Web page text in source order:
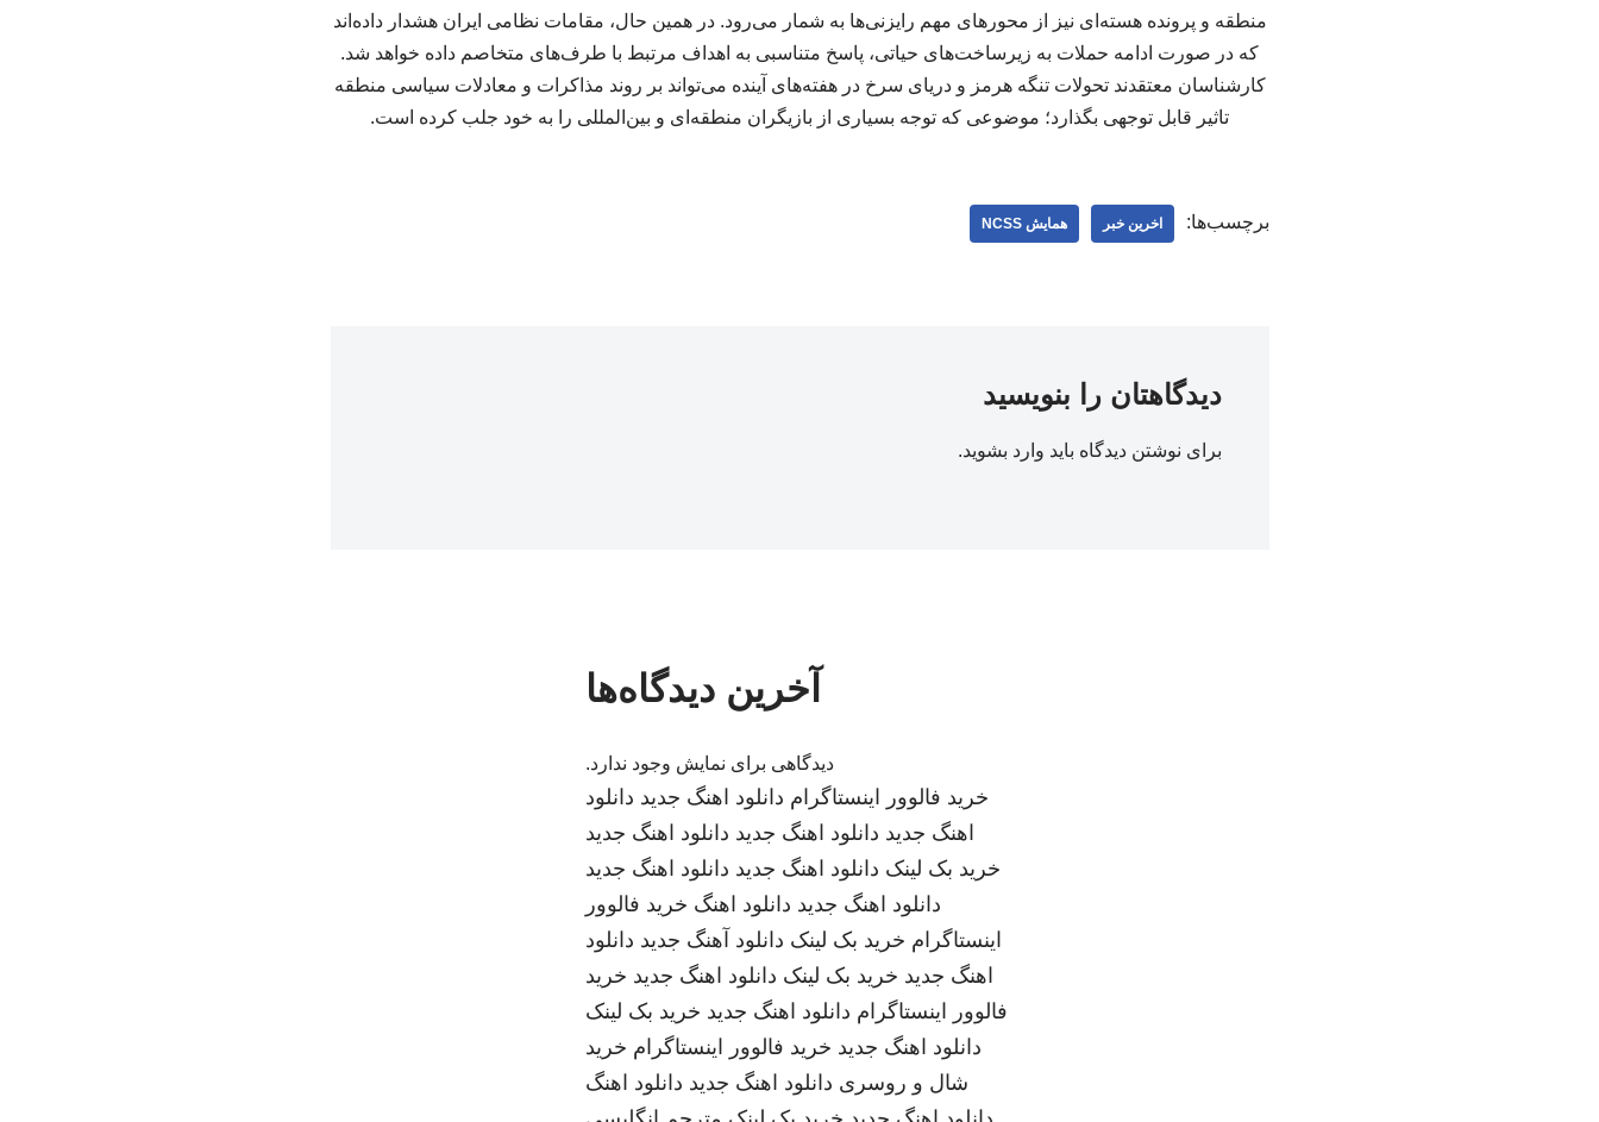
منطقه و پرونده هسته‌ای نیز از محورهای مهم رایزنی‌ها به شمار می‌رود. در همین حال، مقامات نظامی ایران هشدار داده‌اند
که در صورت ادامه حملات به زیرساخت‌های حیاتی، پاسخ متناسبی به اهداف مرتبط با طرف‌های متخاصم داده خواهد شد.
کارشناسان معتقدند تحولات تنگه هرمز و دریای سرخ در هفته‌های آینده می‌تواند بر روند مذاکرات و معادلات سیاسی منطقه
تاثیر قابل توجهی بگذارد؛ موضوعی که توجه بسیاری از بازیگران منطقه‌ای و بین‌المللی را به خود جلب کرده است.
برچسب‌ها: اخرین خبر همایش NCSS
دیدگاهتان را بنویسید
برای نوشتن دیدگاه باید وارد بشوید.
آخرین دیدگاه‌ها
دیدگاهی برای نمایش وجود ندارد.
خرید فالوور اینستاگرام دانلود اهنگ جدید دانلود
اهنگ جدید دانلود اهنگ جدید دانلود اهنگ جدید
خرید بک لینک دانلود اهنگ جدید دانلود اهنگ جدید
دانلود اهنگ جدید دانلود اهنگ خرید فالوور
اینستاگرام خرید بک لینک دانلود آهنگ جدید دانلود
اهنگ جدید خرید بک لینک دانلود اهنگ جدید خرید
فالوور اینستاگرام دانلود اهنگ جدید خرید بک لینک
دانلود اهنگ جدید خرید فالوور اینستاگرام خرید
شال و روسری دانلود اهنگ جدید دانلود اهنگ